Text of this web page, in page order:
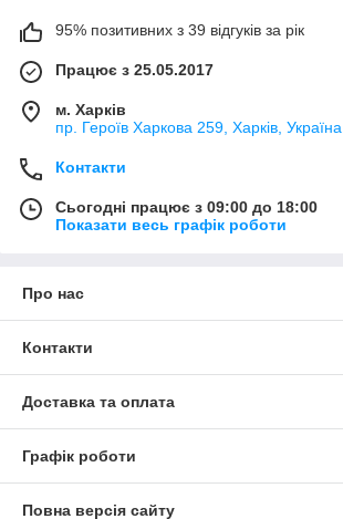
95% позитивних з 39 відгуків за рік
Працює з 25.05.2017
м. Харків
пр. Героїв Харкова 259, Харків, Україна
Контакти
Сьогодні працює з 09:00 до 18:00
Показати весь графік роботи
Про нас
Контакти
Доставка та оплата
Графік роботи
Повна версія сайту